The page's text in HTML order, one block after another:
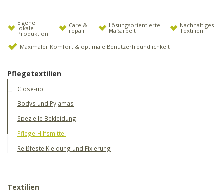
Eigene
lokale
Produktion
Care &
repair
Lösungsorientierte
Maßarbeit
Nachhaltiges
Textilien
Maximaler Komfort & optimale Benutzerfreundlichkeit
Pflegetextilien
Close-up
Bodys und Pyjamas
Spezielle Bekleidung
Pflege-Hilfsmittel
Reißfeste Kleidung und Fixierung
Textilien